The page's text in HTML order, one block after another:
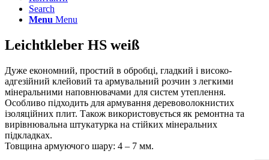
Search
Menu Menu
Leichtkleber HS weiß
Дуже економний, простий в обробці, гладкий і високо-
адгезійний клейовий та армувальний розчин з легкими
мінеральними наповнювачами для систем утеплення.
Особливо підходить для армування деревоволокнистих
ізоляційних плит. Також використовується як ремонтна та
вирівнювальна штукатурка на стійких мінеральних
підкладках.
Товщина армуючого шару: 4 – 7 мм.